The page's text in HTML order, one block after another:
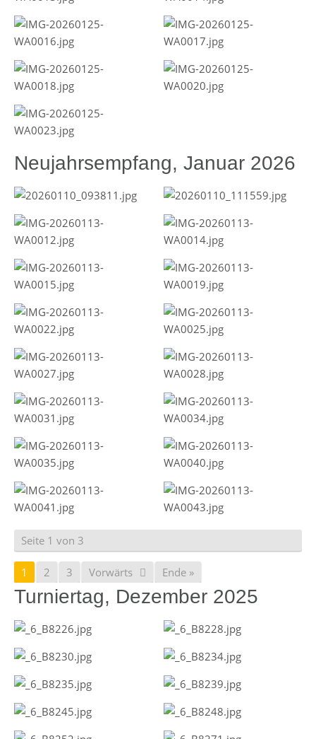
Neujahrsempfang, Januar 2026
Seite 1 von 3
1 2 3 Vorwärts Ende »
Turniertag, Dezember 2025